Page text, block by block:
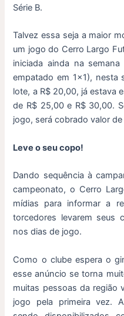
Série B.
Talvez essa seja a maior
um jogo do Cerro Largo
iniciada ainda na
empatado em 1×1), nesta
lote, a R$ 20,00, já estava
de R$ 25,00 e R$ 30,00.
jogo, será cobrado valor
Leve o seu copo!
Dando sequência à
campeonato, o Cerro
mídias para informar a
torcedores levarem seus
nos dias de jogo.
Como o clube espera o
esse anúncio se torna
muitas pessoas da região
jogo pela primeira vez.